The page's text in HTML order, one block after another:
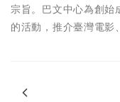
宗旨。巴文中心為創始
的活動，推介臺灣電影